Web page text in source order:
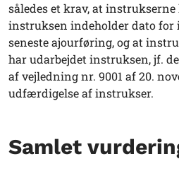
således et krav, at instrukserne
instruksen indeholder dato
seneste ajourføring, og at
har udarbejdet instruksen, jf.
af vejledning nr. 9001 af 20.
udfærdigelse af instrukser.
Samlet